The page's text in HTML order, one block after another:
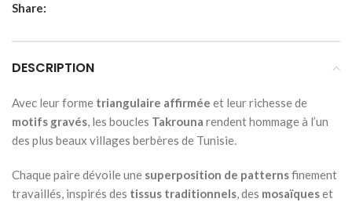
Share:
DESCRIPTION
Avec leur forme triangulaire affirmée et leur richesse de
motifs gravés, les boucles Takrouna rendent hommage à l’un
des plus beaux villages berbères de Tunisie.
Chaque paire dévoile une superposition de patternsfinement
travaillés, inspirés des tissus traditionnels, des mosaïqueset